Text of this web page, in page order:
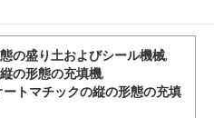
の盛り土およびシール機械,
の形態の充填機,
ートマチックの縦の形態の充填